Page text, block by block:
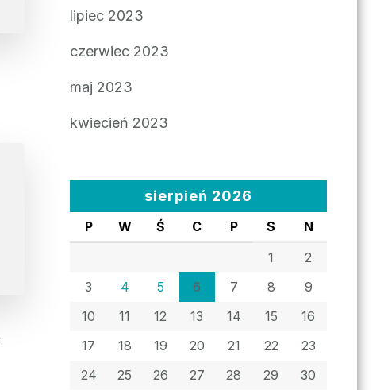
lipiec 2023
czerwiec 2023
maj 2023
kwiecień 2023
sierpień 2026
P W Ś C P S
N
1
2
3
4 5 6 7 8
9
10
11 12 13 14 15
16
17
18 19 20 21 22
23
24
25 26 27 28 29
30